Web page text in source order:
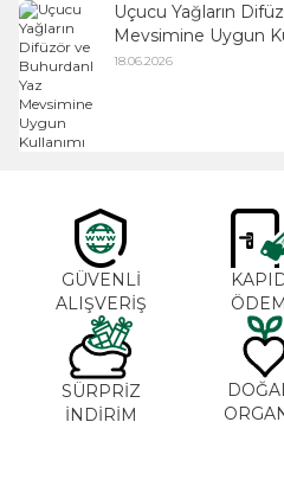
Uçucu Yağların
Mevsimine Uygun
18.06.2026
GÜVENLİ
ALIŞVERİŞ
SÜRPRİZ
İNDİRİM